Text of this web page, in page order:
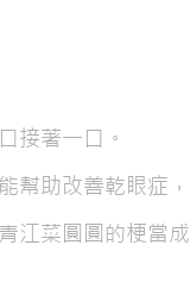
接著一口。
幫助改善乾眼症
江菜圓圓的梗當成